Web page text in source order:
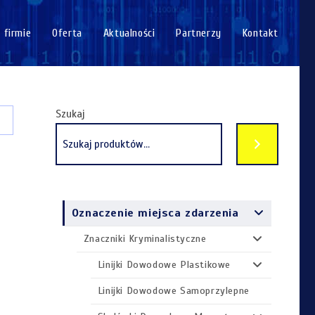
firmie Oferta Aktualności Partnerzy Kontakt
Szukaj
Oznaczenie miejsca zdarzenia
Znaczniki Kryminalistyczne
Linijki Dowodowe Plastikowe
Linijki Dowodowe Samoprzylepne